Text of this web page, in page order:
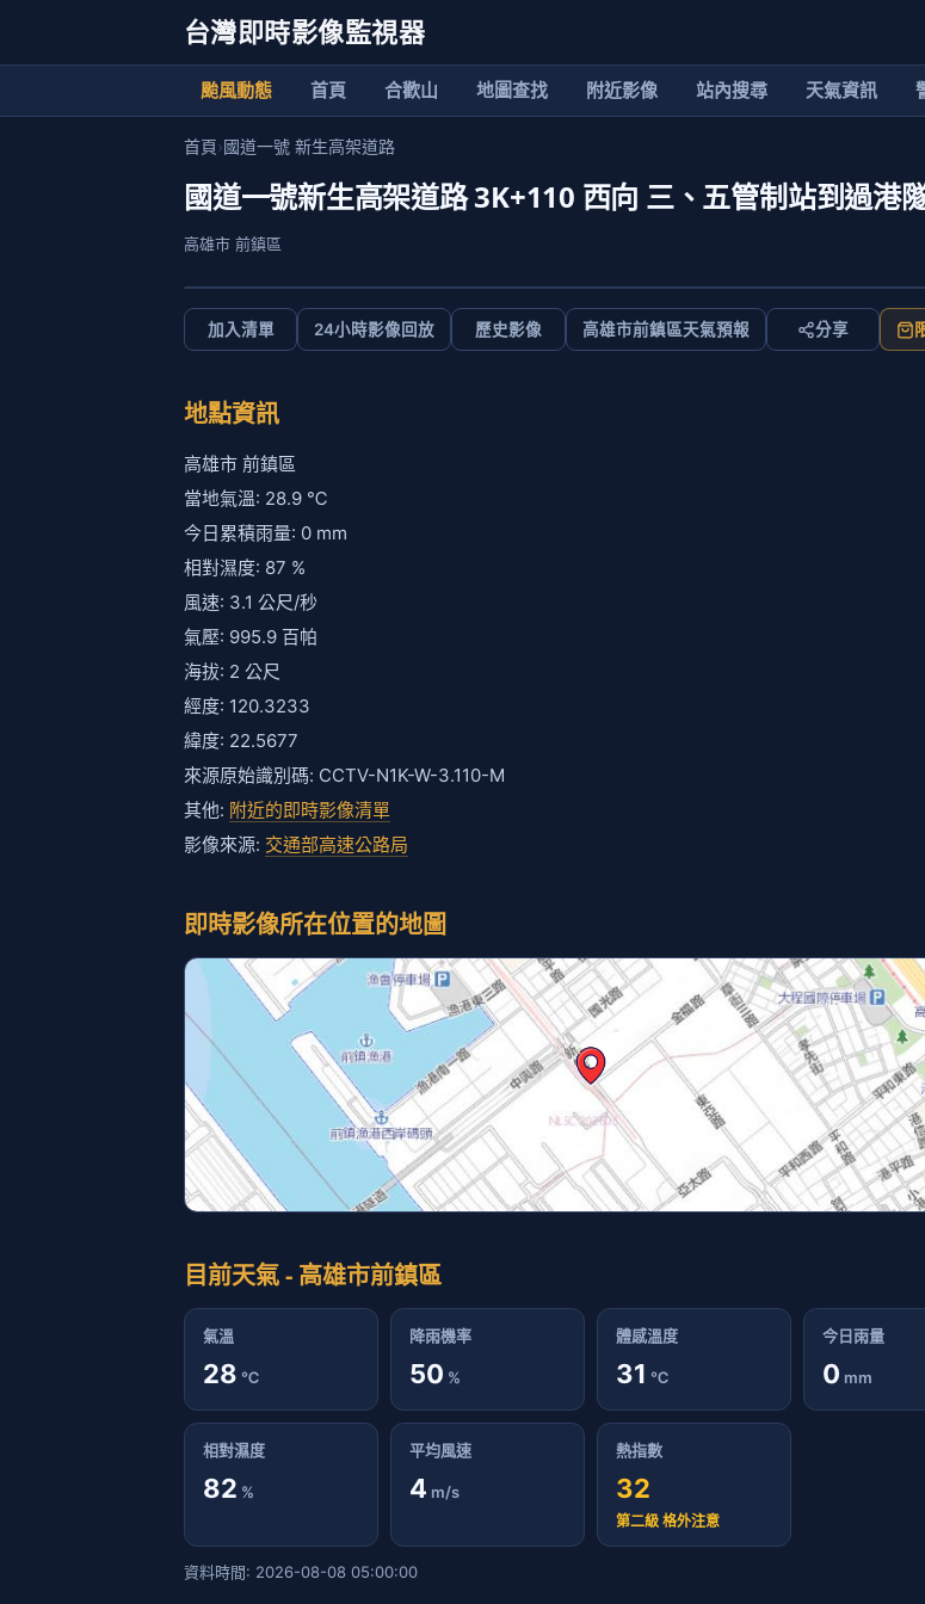
台灣即時影像監視器
颱風動態 首頁 合歡山 地圖查找 附近影像 站內搜尋 天氣資訊
首頁›國道一號 新生高架道路
國道一號新生高架道路 3K+110 西向 三、五管制站到過港
高雄市 前鎮區
加入清單 24小時影像回放 歷史影像 高雄市前鎮區天氣預報 分享
地點資訊
高雄市 前鎮區
當地氣溫: 28.9 ℃
今日累積雨量: 0 mm
相對濕度: 87 %
風速: 3.1 公尺/秒
氣壓: 995.9 百帕
海拔: 2 公尺
經度: 120.3233
緯度: 22.5677
來源原始識別碼: CCTV-N1K-W-3.110-M
其他: 附近的即時影像清單
影像來源: 交通部高速公路局
即時影像所在位置的地圖
目前天氣 - 高雄市前鎮區
氣溫
28 ℃
降雨機率
50 %
體感溫度
31 ℃
今日雨量
0 mm
相對濕度
82 %
平均風速
4 m/s
熱指數
32
第二級 格外注意
資料時間: 2026-08-08 05:00:00